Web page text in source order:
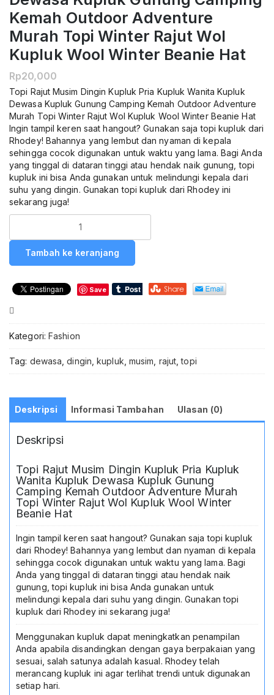
Kemah Outdoor Adventure
Murah Topi Winter Rajut Wol
Kupluk Wool Winter Beanie Hat
Rp20,000
Topi Rajut Musim Dingin Kupluk Pria Kupluk Wanita Kupluk
Dewasa Kupluk Gunung Camping Kemah Outdoor Adventure
Murah Topi Winter Rajut Wol Kupluk Wool Winter Beanie Hat
Ingin tampil keren saat hangout? Gunakan saja topi kupluk dari
Rhodey! Bahannya yang lembut dan nyaman di kepala
sehingga cocok digunakan untuk waktu yang lama. Bagi Anda
yang tinggal di dataran tinggi atau hendak naik gunung, topi
kupluk ini bisa Anda gunakan untuk melindungi kepala dari
suhu yang dingin. Gunakan topi kupluk dari Rhodey ini
sekarang juga!
Rajut
Musim
Dingin
Kupluk
Pria
Kupluk
Dewasa
Gunung
Outdoor
Adventure
Topi
Rajut
Wol
Kupluk
Wool
Winter
Beanie
Hat
Tambah ke keranjang
Save
Kategori: Fashion
Tag: dewasa ,dingin ,kupluk musim rajut ,topi
Deskripsi Informasi Tambahan Ulasan (0)
Deskripsi
Topi Rajut Musim Dingin Kupluk Pria Kupluk
Wanita Kupluk Dewasa Kupluk Gunung
Camping Kemah Outdoor Adventure Murah
Topi Winter Rajut Wol Kupluk Wool Winter
Beanie Hat
Ingin tampil keren saat hangout? Gunakan saja topi kupluk
dari Rhodey! Bahannya yang lembut dan nyaman di kepala
sehingga cocok digunakan untuk waktu yang lama. Bagi
Anda yang tinggal di dataran tinggi atau hendak naik
gunung, topi kupluk ini bisa Anda gunakan untuk
melindungi kepala dari suhu yang dingin. Gunakan topi
kupluk dari Rhodey ini sekarang juga!
Menggunakan kupluk dapat meningkatkan penampilan
Anda apabila disandingkan dengan gaya berpakaian yang
sesuai, salah satunya adalah kasual. Rhodey telah
merancang kupluk ini agar terlihat trendi untuk digunakan
setiap hari.